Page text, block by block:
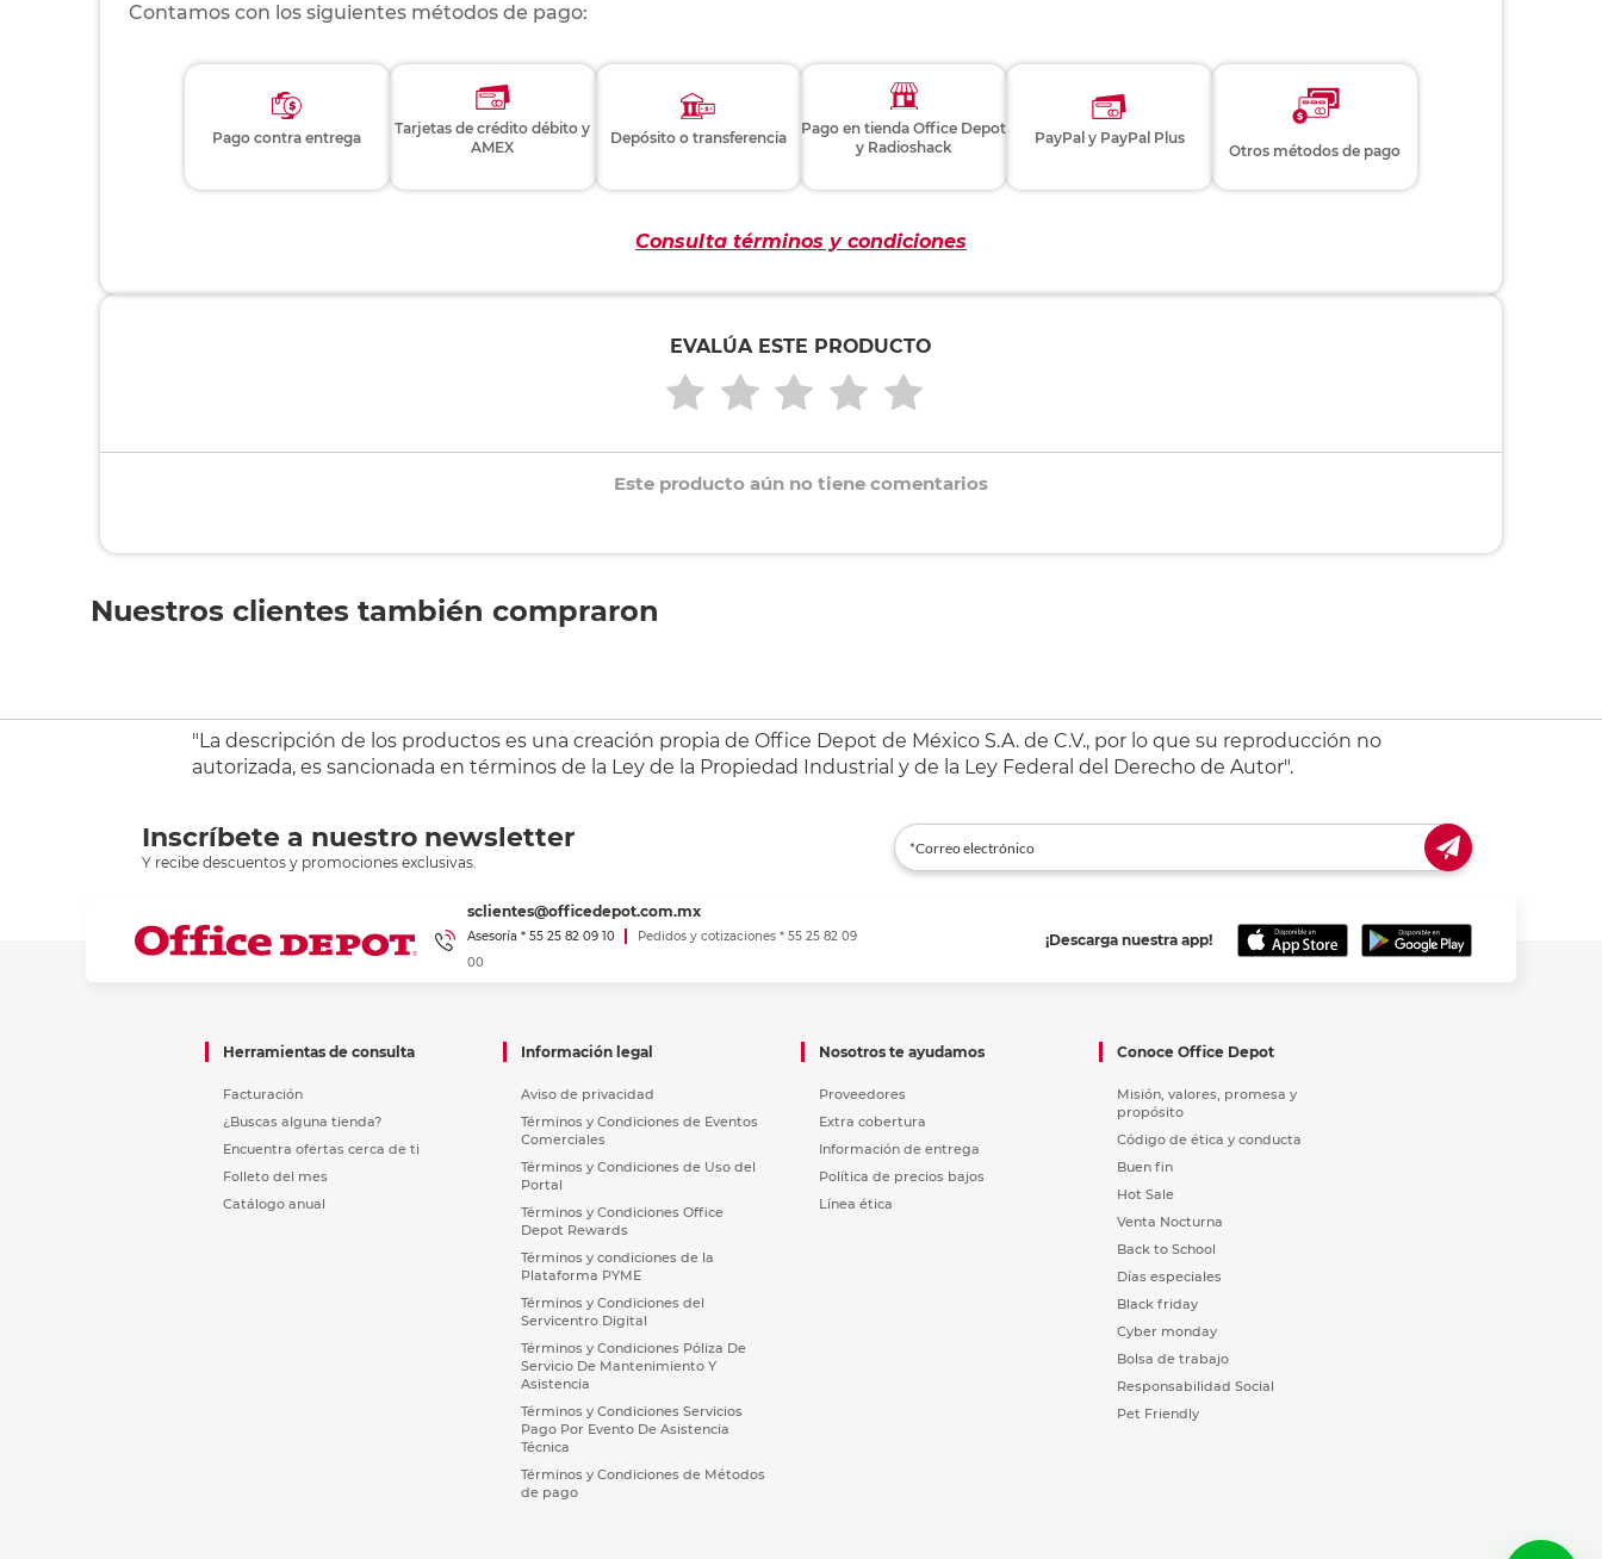
Contamos con los siguientes métodos de pago:
Pago contra entrega
Tarjetas de crédito débito y
AMEX
Depósito o transferencia
Pago en tienda Office Depot
y Radioshack
PayPal y PayPal Plus
Otros métodos de pago
Consulta términos y condiciones
EVALÚA ESTE PRODUCTO
Este producto aún no tiene comentarios
Nuestros clientes también compraron
"La descripción de los productos es una creación propia de Office Depot de México S.A. de C.V., por lo que su reproducción no
autorizada, es sancionada en términos de la Ley de la Propiedad Industrial y de la Ley Federal del Derecho de Autor".
Inscríbete a nuestro newsletter
Y recibe descuentos y promociones exclusivas.
¡Descarga nuestra app!
sclientes@officedepot.com.mx
Asesoría * 55 25 82 09 10
Pedidos y cotizaciones * 55 25 82 09
00
Herramientas de consulta
Facturación
¿Buscas alguna tienda?
Encuentra ofertas cerca de ti
Folleto del mes
Catálogo anual
Información legal
Aviso de privacidad
Términos y Condiciones de Eventos
Comerciales
Términos y Condiciones de Uso del
Portal
Términos y Condiciones Office
Depot Rewards
Términos y condiciones de la
Plataforma PYME
Términos y Condiciones del
Servicentro Digital
Términos y Condiciones Póliza De
Servicio De Mantenimiento Y
Asistencia
Términos y Condiciones Servicios
Pago Por Evento De Asistencia
Técnica
Términos y Condiciones de Métodos
de pago
Nosotros te ayudamos
Proveedores
Extra cobertura
Información de entrega
Política de precios bajos
Línea ética
Conoce Office Depot
Misión, valores, promesa y
propósito
Código de ética y conducta
Buen fin
Hot Sale
Venta Nocturna
Back to School
Días especiales
Black friday
Cyber monday
Bolsa de trabajo
Responsabilidad Social
Pet Friendly